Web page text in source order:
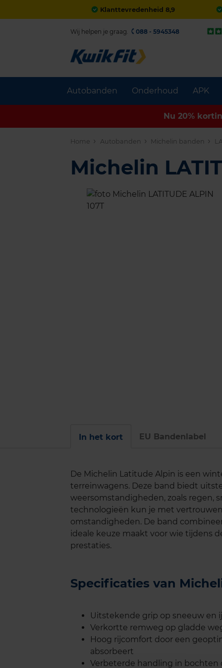
Klanttevredenheid 8,9
Autobanden Onderhoud APK
Wij helpen je graag. 088 - 5945348
Nu 20%
Home Autobanden Michelin banden
Michelin
In het kort EU Bandenlabel
De Michelin Latitude Alpin is een
terreinwagens. Deze band biedt
weersomstandigheden, zoals regen,
technologieën kun je met
omstandigheden. De band
ideale keuze maakt voor wie tijdens
prestaties.
Specificaties van
Uitstekende grip op sneeuw en
Verkortte remweg op gladde
Hoog rijcomfort door een
absorbeert
Verbeterde handling in bochten